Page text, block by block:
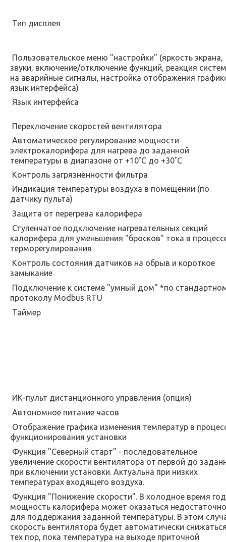
Тип дисплея
Пользовательское меню "настройки" (яркость экрана,
звуки, включение/отключение функций, реакция
на аварийные сигналы, настройка отображения
язык интерфейса)
Язык интерфейса
Переключение скоростей вентилятора
Автоматическое регулирование мощности
электрокалорифера для нагрева до заданной
температуры в диапазоне от +10˚С до +30˚С
Контроль загрязнённости фильтра
Индикация температуры воздуха в помещении (по
датчику пульта)
Защита от перегрева калорифера
Ступенчатое подключение нагревательных секций
калорифера для уменьшения "бросков" тока в
терморегулирования
Контроль состояния датчиков на обрыв и короткое
замыкание
Подключение к системе "умный дом" *по
протоколу Modbus RTU
Таймер
ИК-пульт дистанционного управления (опция)
Автономное питание часов
Отображение графика изменения температур в
функционирования установки
Функция "Северный старт" - последовательное
увеличение скорости вентилятора от первой до
при включении установки. Актуальна при низких
температурах входящего воздуха.
Функция "Понижение скорости". В холодное время
мощность калорифера может оказаться
для поддержания заданной температуры. В этом
скорость вентилятора будет автоматически
тех пор, пока температура на выходе приточной